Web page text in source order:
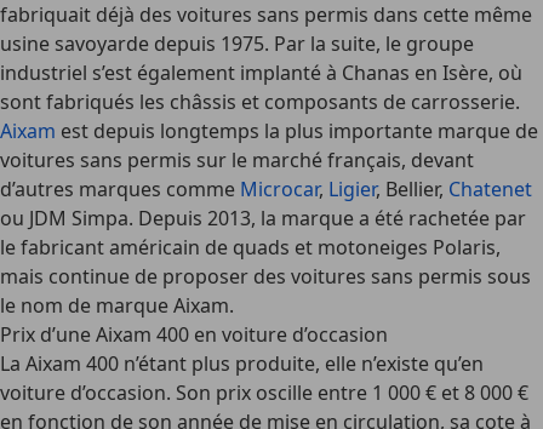
fabriquait déjà des voitures sans permis dans cette même
usine savoyarde depuis 1975. Par la suite, le groupe
industriel s’est également implanté à Chanas en Isère, où
sont fabriqués les châssis et composants de carrosserie.
Aixam est depuis longtemps la plus importante marque de
voitures sans permis sur le marché français, devant
d’autres marques comme Microcar, Ligier, Bellier, Chatenet
ou JDM Simpa. Depuis 2013, la marque a été rachetée par
le fabricant américain de quads et motoneiges Polaris,
mais continue de proposer des voitures sans permis sous
le nom de marque Aixam.
Prix d’une Aixam 400 en voiture d’occasion
La Aixam 400 n’étant plus produite, elle n’existe qu’en
voiture d’occasion. Son prix oscille entre 1 000 € et 8 000 €
en fonction de son année de mise en circulation, sa cote à